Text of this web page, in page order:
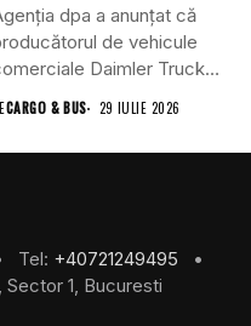
dpa a anunțat că
de vehicule
Daimler Truck
a...
CARGO & BUS 29 IULIE 2026
Tel: +40721249495
•
Sector 1, Bucuresti